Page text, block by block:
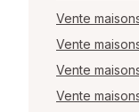
Vente
Vente
Vente
Vente